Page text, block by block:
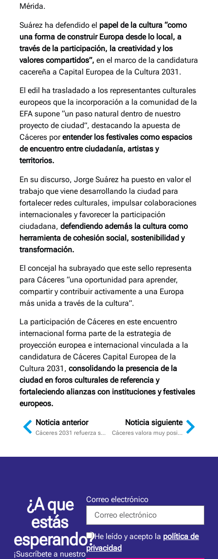
Mérida.
Suárez ha defendido el papel de la cultura “como
una forma de construir Europa desde lo local, a
través de la participación, la creatividad y los
valores compartidos”, en el marco de la candidatura
cacereña a Capital Europea de la Cultura 2031.
El edil ha trasladado a los representantes culturales
europeos que la incorporación a la comunidad de la
EFA supone “un paso natural dentro de nuestro
proyecto de ciudad”, destacando la apuesta de
Cáceres porentender los festivales como espacios
de encuentro entre ciudadanía, artistas y
territorios.
En su discurso, Jorge Suárez ha puesto en valor el
trabajo que viene desarrollando la ciudad para
fortalecer redes culturales, impulsar colaboraciones
internacionales y favorecer la participación
ciudadana, defendiendo además la cultura como
herramienta de cohesión social, sostenibilidad y
transformación.
El concejal ha subrayado que este sello representa
para Cáceres “una oportunidad para aprender,
compartir y contribuir activamente a una Europa
más unida a través de la cultura”.
La participación de Cáceres en este encuentro
internacional forma parte de la estrategia de
proyección europea e internacional vinculada a la
candidatura de Cáceres Capital Europea de la
Cultura 2031, consolidando la presencia de la
ciudad en foros culturales de referencia y
fortaleciendo alianzas con instituciones y festivales
europeos.
Noticia anterior
Cáceres 2031 refuerza sus alianzas con Europa del Este a través de Rumanía y consolida su dimensión europea
Noticia siguiente
Cáceres valora muy positivamente su participación en la EFA Summit y presenta su candidatura para acoger el congreso en 2031
¿A que
estás
esperando?
¡Suscríbete a nuestro
Correo electrónico
He leído y acepto la política de
privacidad